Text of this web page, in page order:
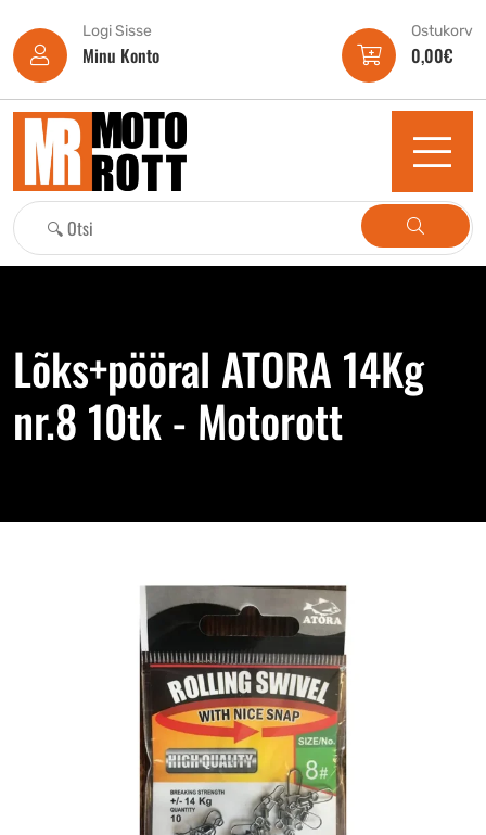
Logi Sisse
Minu Konto
Ostukorv
0,00€
Lõks+pööral ATORA 14Kg
nr.8 10tk - Motorott